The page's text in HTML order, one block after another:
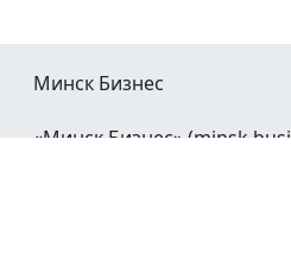
Минск Бизнес
«Минск Бизнес»